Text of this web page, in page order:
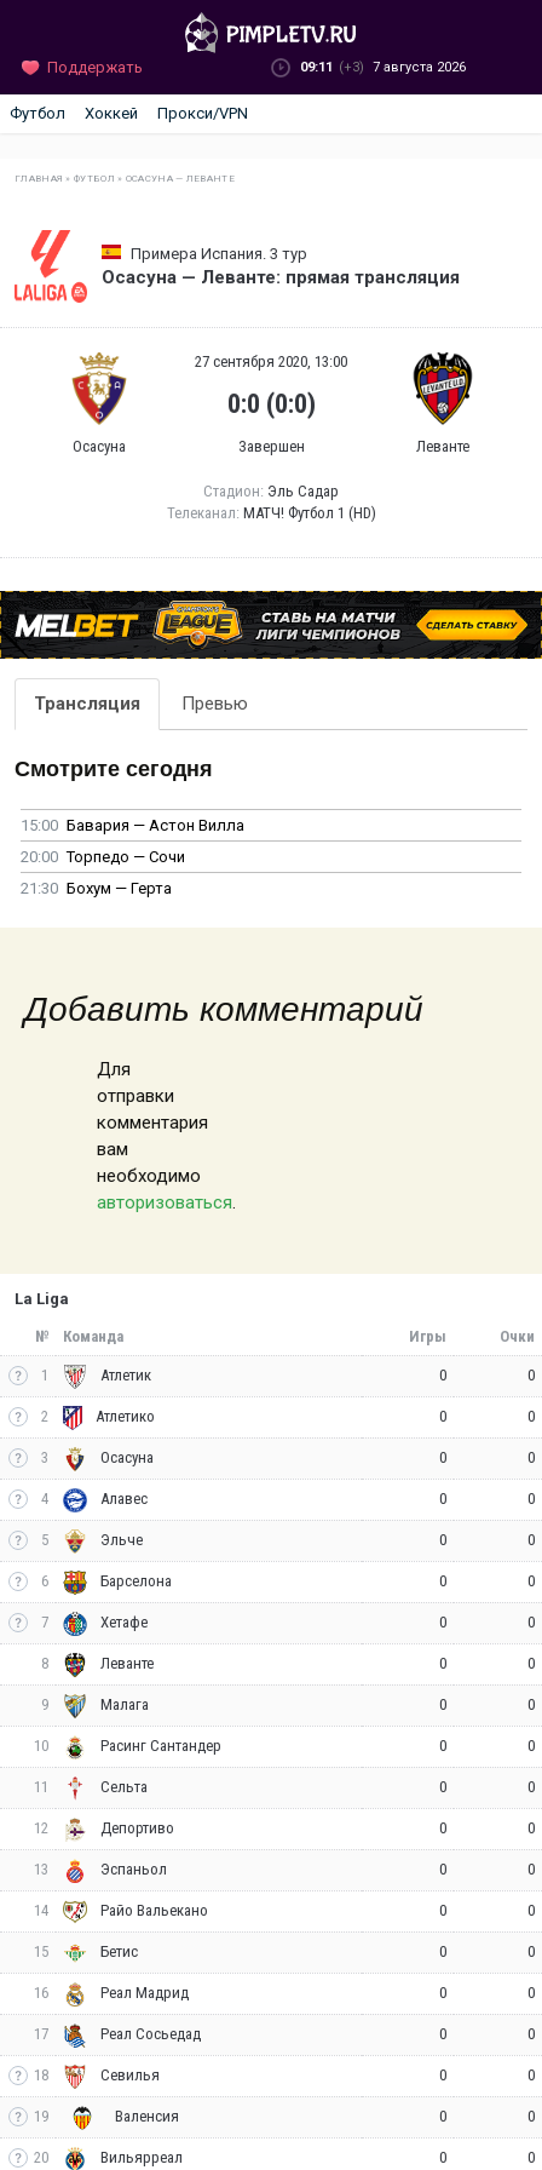
Поддержать 09:11 (+3) 7 августа 2026
Футбол Хоккей Прокси/VPN
ГЛАВНАЯ »ФУТБОЛ » ОСАСУНА — ЛЕВАНТЕ
Примера Испания. 3 тур
Осасуна — Леванте: прямая трансляция
Осасуна
27 сентября 2020, 13:00
0:0 (0:0)
Завершен Леванте
Стадион: Эль Садар
Телеканал: МАТЧ! Футбол 1 (HD)
Трансляция Превью
Смотрите сегодня
15:00 Бавария — Астон Вилла
20:00 Торпедо — Сочи
21:30 Бохум — Герта
Добавить комментарий
Для
отправки
комментария
вам
необходимо
авторизоваться.
La Liga
№ Команда Игры Очки
1 Атлетик 0 0
2 Атлетико 0 0
3 Осасуна 0 0
4 Алавес 0 0
5 Эльче 0 0
6 Барселона 0 0
7 Хетафе 0 0
8 Леванте 0 0
9 Малага 0 0
10 Расинг Сантандер 0 0
11 Сельта 0 0
12 Депортиво 0 0
13 Эспаньол 0 0
14 Райо Вальекано 0 0
15 Бетис 0 0
16 Реал Мадрид 0 0
17 Реал Сосьедад 0 0
18 Севилья 0 0
19 Валенсия 0 0
20 Вильярреал 0 0